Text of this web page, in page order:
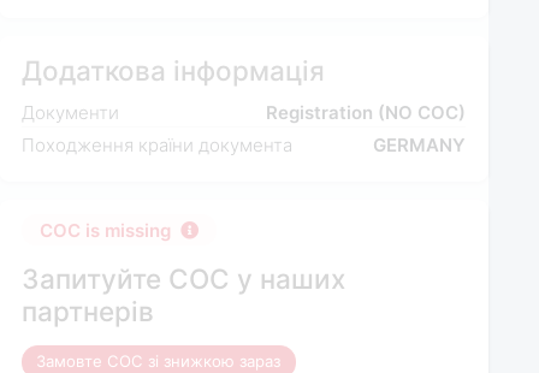
Додаткова інформація
Документи
Registration (NO COC)
Походження країни документа
GERMANY
COC is missing
Запитуйте COC у наших
партнерів
Замовте COC зі знижкою зараз